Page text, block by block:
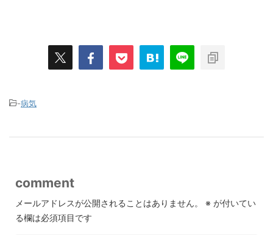
-病気
comment
メールアドレスが公開されることはありません。 ※ が付いてい
る欄は必須項目です